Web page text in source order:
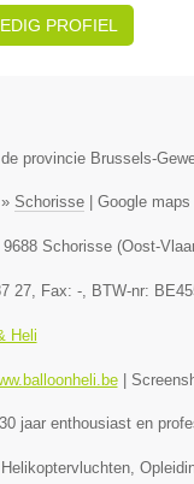
PROFIEL
provincie Brussels-
Schorisse| Google maps
9688 Schorisse(Oost-
27, Fax: -, BTW-nr:
Heli
|
jaar enthousiast en